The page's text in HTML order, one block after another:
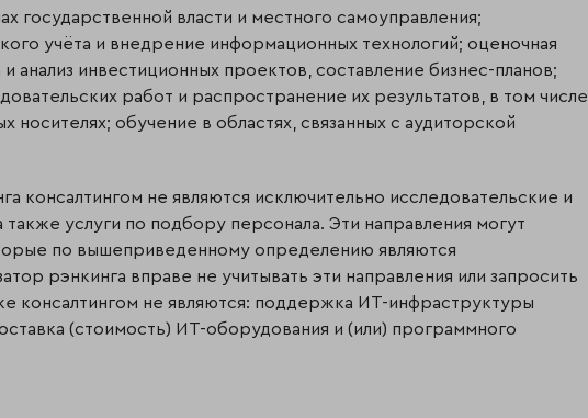
государственной власти и местного самоуправления;
учёта и внедрение информационных технологий; оценочная
анализ инвестиционных проектов, составление бизнес-планов;
работ и распространение их результатов, в том числе
носителях; обучение в областях, связанных с аудиторской
консалтингом не являются исключительно исследовательские и
услуги по подбору персонала. Эти направления могут
по вышеприведенному определению являются
рэнкинга вправе не учитывать эти направления или запросить
консалтингом не являются: поддержка ИТ-инфраструктуры
(стоимость) ИТ-оборудования и (или) программного